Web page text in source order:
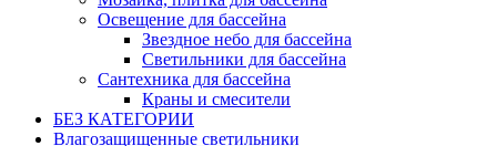
Освещение для бассейна
Звездное небо для бассейна
Светильники для бассейна
Сантехника для бассейна
Краны и смесители
БЕЗ КАТЕГОРИИ
Влагозащищенные светильники